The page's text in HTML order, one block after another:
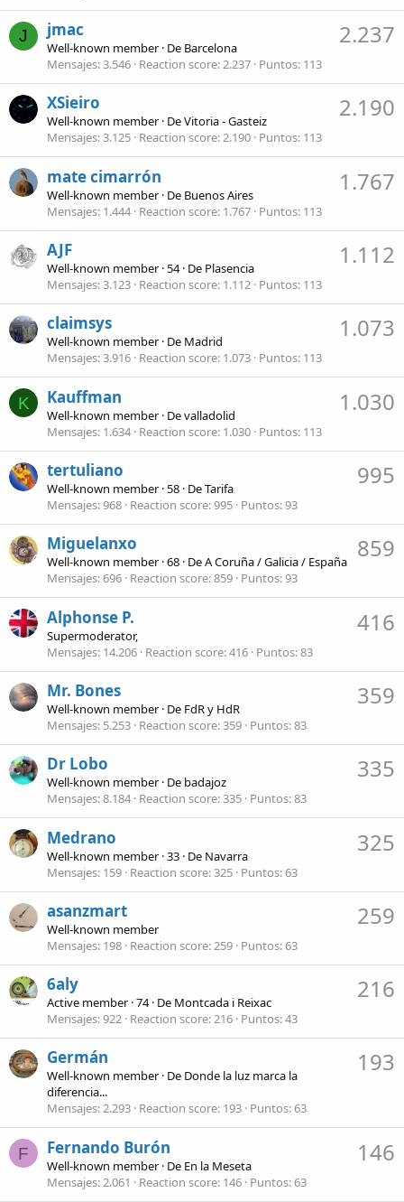
J 2.237
jmac
Well-known member · De Barcelona
Mensajes 3.546 Reaction score 2.237 Puntos 113
2.190
XSieiro
Well-known member · DeVitoria - Gasteiz
Mensajes 3.125 Reaction score 2.190 Puntos 113
1.767
mate cimarrón
Well-known member · De Buenos Aires
Mensajes 1.444 Reaction score 1.767 Puntos 113
1.112
AJF
Well-known member ·54· De Plasencia
Mensajes 3.123 Reaction score 1.112 Puntos 113
1.073
claimsys
Well-known member · De Madrid
Mensajes 3.916 Reaction score 1.073 Puntos 113
K 1.030
Kauffman
Well-known member · Devalladolid
Mensajes 1.634 Reaction score 1.030 Puntos 113
995
tertuliano
Well-known member ·58 · DeTarifa
Mensajes 968 Reaction score 995 Puntos 93
859
Miguelanxo
Well-known member ·68 · DeA Coruña / Galicia / España
Mensajes 696 Reaction score 859 Puntos 93
416
Alphonse P.
Supermoderator,
Mensajes 14.206 Reaction score 416 Puntos 83
359
Mr. Bones
Well-known member · De FdR y HdR
Mensajes 5.253 Reaction score 359 Puntos 83
335
Dr Lobo
Well-known member · De badajoz
Mensajes 8.184 Reaction score 335 Puntos 83
325
Medrano
Well-known member ·33 · De Navarra
Mensajes 159 Reaction score 325 Puntos 63
259
asanzmart
Well-known member
Mensajes 198 Reaction score 259 Puntos 63
216
6aly
Active member ·74· De Montcada i Reixac
Mensajes 922 Reaction score 216 Puntos 43
193
Germán
Well-known member · De Donde la luz marca la
diferencia...
Mensajes 2.293 Reaction score 193 Puntos 63
F 146
Fernando Burón
Well-known member · De En la Meseta
Mensajes 2.061 Reaction score 146 Puntos 63